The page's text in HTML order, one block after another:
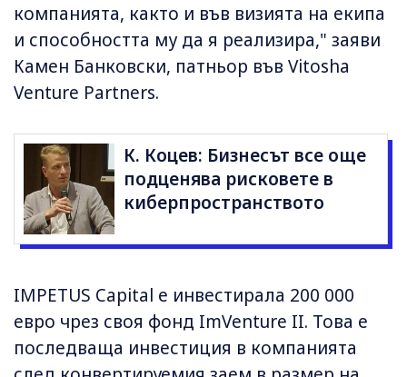
компанията, както и във визията на екипа
и способността му да я реализира," заяви
Камен Банковски, патньор във Vitosha
Venture Partners.
К. Коцев: Бизнесът все още
подценява рисковете в
киберпространството
IMPETUS Capital е инвестирала 200 000
евро чрез своя фонд ImVenture II. Това е
последваща инвестиция в компанията